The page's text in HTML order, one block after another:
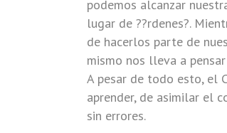
podemos alcanzar
lugar de ??rdenes?.
de hacerlos parte de
mismo nos lleva a
A pesar de todo esto, el
aprender, de asimilar el
sin errores.